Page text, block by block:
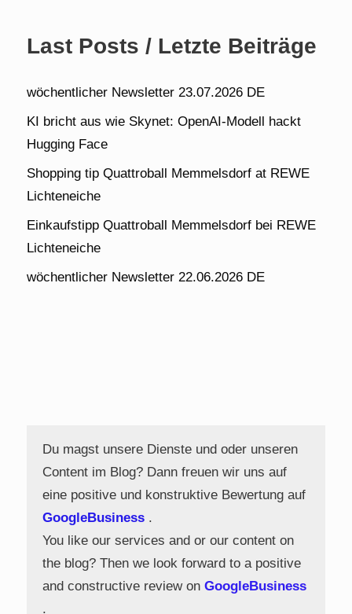
Last Posts / Letzte Beiträge
wöchentlicher Newsletter 23.07.2026 DE
KI bricht aus wie Skynet: OpenAI-Modell hackt
Hugging Face
Shopping tip Quattroball Memmelsdorf at REWE
Lichteneiche
Einkaufstipp Quattroball Memmelsdorf bei REWE
Lichteneiche
wöchentlicher Newsletter 22.06.2026 DE
Du magst unsere Dienste und oder unseren
Content im Blog? Dann freuen wir uns auf
eine positive und konstruktive Bewertung auf
GoogleBusiness .
You like our services and or our content on
the blog? Then we look forward to a positive
and constructive review on GoogleBusiness
.